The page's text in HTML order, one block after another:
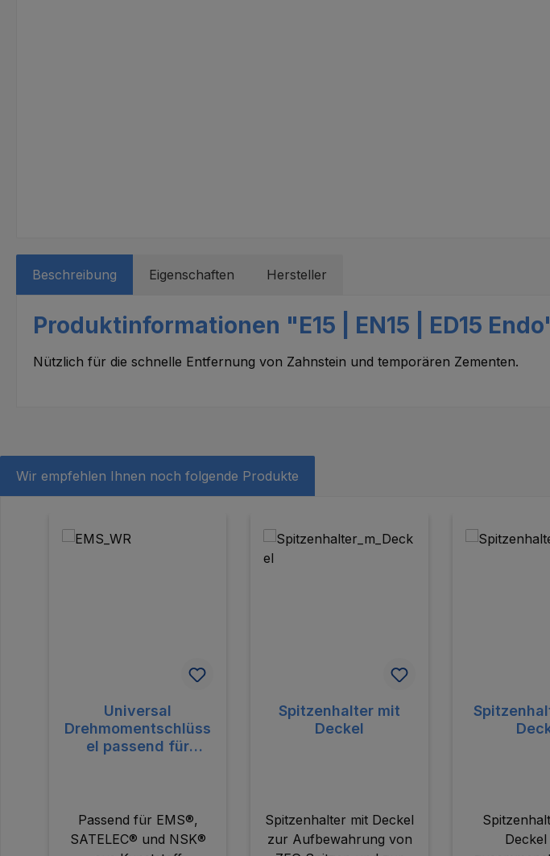
Beschreibung Eigenschaften Hersteller
Produktinformationen "E15 | EN15 | ED15
Nützlich für die schnelle Entfernung von Zahnstein und temporären Zementen.
Wir empfehlen Ihnen noch folgende Produkte
Universal
Drehmomentschlüss
el passend für
Passend für EMS®,
SATELEC® und NSK®
Spitzenhalter mit
Deckel
Spitzenhalter mit Deckel
zur Aufbewahrung von